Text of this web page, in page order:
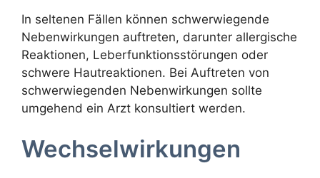
In seltenen Fällen können schwerwiegende
Nebenwirkungen auftreten, darunter allergische
Reaktionen, Leberfunktionsstörungen oder
schwere Hautreaktionen. Bei Auftreten von
schwerwiegenden Nebenwirkungen sollte
umgehend ein Arzt konsultiert werden.
Wechselwirkungen